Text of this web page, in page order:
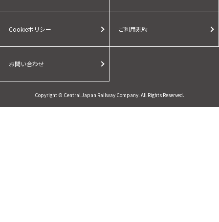
Cookieポリシー ご利用規約
お問い合わせ
Copyright © Central Japan Railway Company. All Rights Reserved.